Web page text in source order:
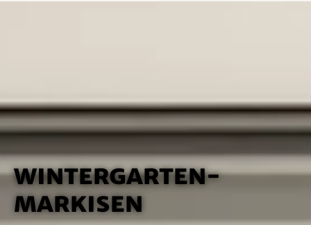
Wintergarten-
Markisen